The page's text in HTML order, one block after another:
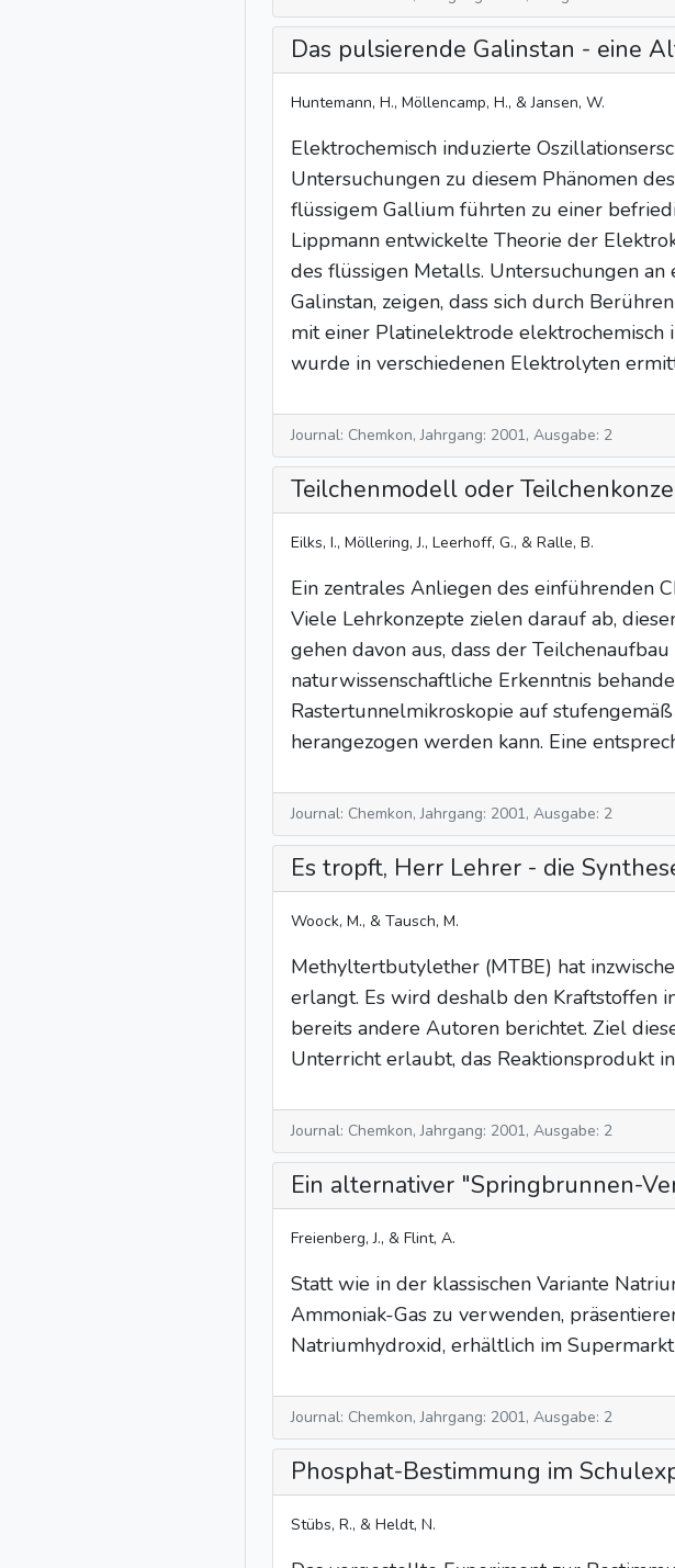
Das pulsierende Galinstan - eine
Huntemann, H., Möllencamp, H., & Jansen, W.
Elektrochemisch induzierte
Untersuchungen zu diesem Phänomen
flüssigem Gallium führten zu einer
Lippmann entwickelte Theorie der
des flüssigen Metalls. Untersuchungen
Galinstan, zeigen, dass sich durch
mit einer Platinelektrode elektrochemisch
wurde in verschiedenen Elektrolyten
Journal: Chemkon, Jahrgang: 2001, Ausgabe: 2
Teilchenmodell oder
Eilks, I., Möllering, J., Leerhoff, G., & Ralle, B.
Ein zentrales Anliegen des einführenden
Viele Lehrkonzepte zielen darauf ab,
gehen davon aus, dass der
naturwissenschaftliche Erkenntnis
Rastertunnelmikroskopie auf
herangezogen werden kann. Eine
Journal: Chemkon, Jahrgang: 2001, Ausgabe: 2
Es tropft, Herr Lehrer - die
Woock, M., & Tausch, M.
Methyltertbutylether (MTBE) hat
erlangt. Es wird deshalb den Kraftstoffen
bereits andere Autoren berichtet. Ziel
Unterricht erlaubt, das Reaktionsprodukt
Journal: Chemkon, Jahrgang: 2001, Ausgabe: 2
Ein alternativer "Springbrunnen-
Freienberg, J., & Flint, A.
Statt wie in der klassischen Variante
Ammoniak-Gas zu verwenden,
Natriumhydroxid, erhältlich im
Journal: Chemkon, Jahrgang: 2001, Ausgabe: 2
Phosphat-Bestimmung im
Stübs, R., & Heldt, N.